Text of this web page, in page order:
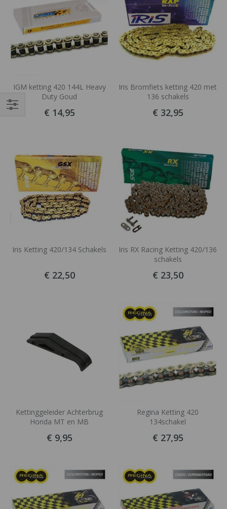
IGM ketting 420 144L Heavy
Duty Goud
€ 14,95
Iris Bromfiets ketting 420 met
136 schakels
€ 32,95
Iris Ketting 420/134 Schakels
€ 22,50
Iris RX Racing Ketting 420/136
schakels
€ 23,50
Kettinggeleider Achterbrug
Honda MT en MB
€ 9,95
Regina Ketting 420
134schakel
€ 27,95